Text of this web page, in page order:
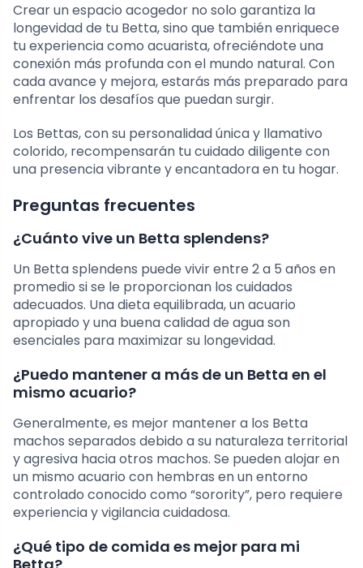
Crear un espacio acogedor no solo garantiza la
longevidad de tu Betta, sino que también enriquece
tu experiencia como acuarista, ofreciéndote una
conexión más profunda con el mundo natural. Con
cada avance y mejora, estarás más preparado para
enfrentar los desafíos que puedan surgir.
Los Bettas, con su personalidad única y llamativo
colorido, recompensarán tu cuidado diligente con
una presencia vibrante y encantadora en tu hogar.
Preguntas frecuentes
¿Cuánto vive un Betta splendens?
Un Betta splendens puede vivir entre 2 a 5 años en
promedio si se le proporcionan los cuidados
adecuados. Una dieta equilibrada, un acuario
apropiado y una buena calidad de agua son
esenciales para maximizar su longevidad.
¿Puedo mantener a más de un Betta en el
mismo acuario?
Generalmente, es mejor mantener a los Betta
machos separados debido a su naturaleza territorial
y agresiva hacia otros machos. Se pueden alojar en
un mismo acuario con hembras en un entorno
controlado conocido como “sorority”, pero requiere
experiencia y vigilancia cuidadosa.
¿Qué tipo de comida es mejor para mi